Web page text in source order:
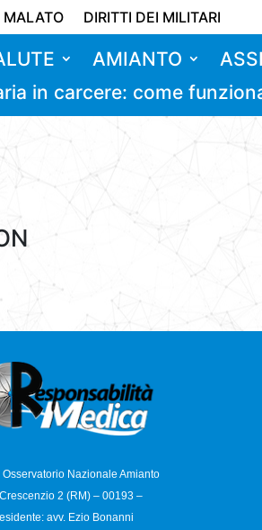
MALATO DIRITTI DEI MILITARI
AMIANTO
in carcere: come
Osservatorio Nazionale Amianto
2 (RM) – 00193 –
avv. Ezio Bonanni